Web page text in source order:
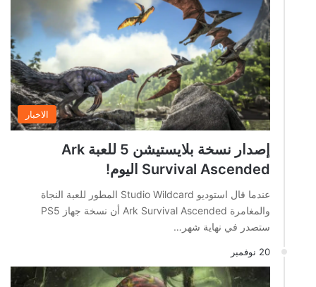
الاخبار
إصدار نسخة بلايستيشن 5 للعبة Ark
Survival Ascended اليوم!
عندما قال استوديو Studio Wildcard المطور للعبة النجاة
والمغامرة Ark Survival Ascended أن نسخة جهاز PS5
ستصدر في نهاية شهر…
20 نوفمبر